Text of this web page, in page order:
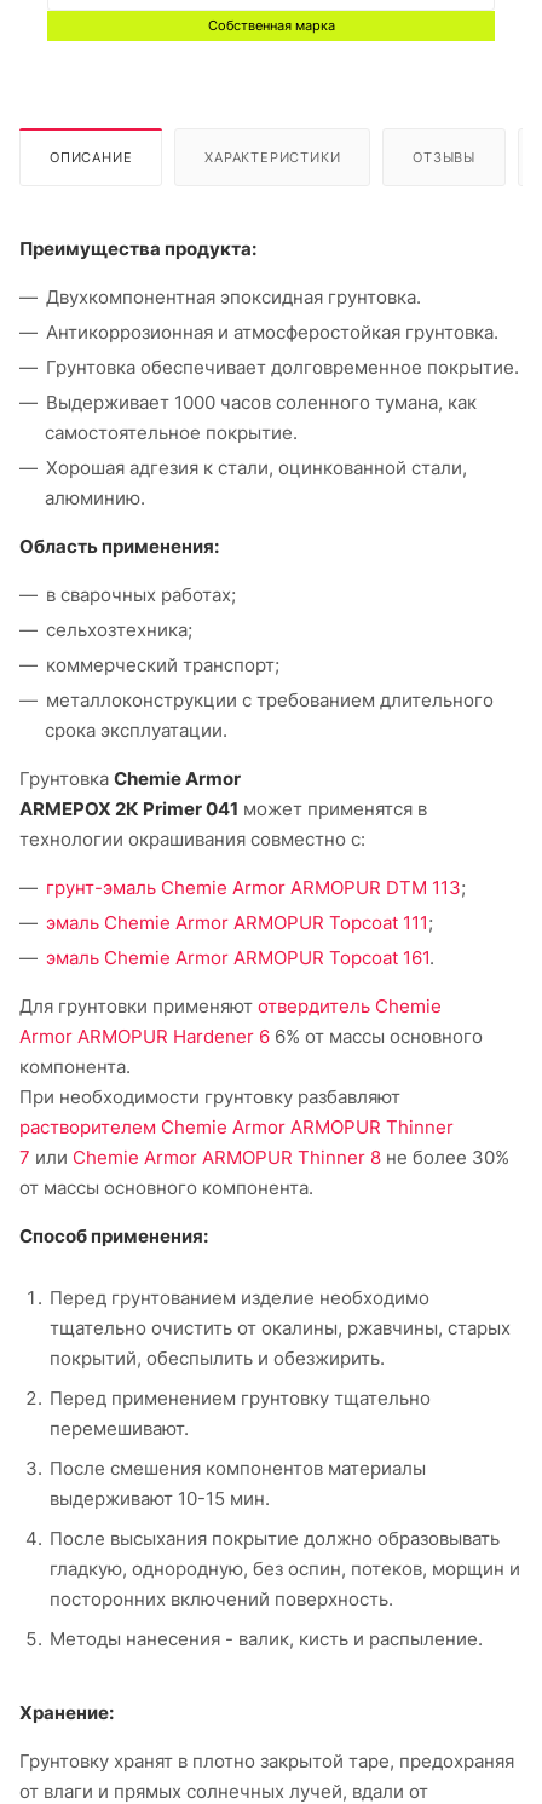
Собственная марка
ОПИСАНИЕ ХАРАКТЕРИСТИКИ ОТЗЫВЫ
Преимущества продукта:
Двухкомпонентная эпоксидная грунтовка.
Антикоррозионная и атмосферостойкая грунтовка.
Грунтовка обеспечивает долговременное покрытие.
Выдерживает 1000 часов соленного тумана, как
самостоятельное покрытие.
Хорошая адгезия к стали, оцинкованной стали,
алюминию.
Область применения:
в сварочных работах;
сельхозтехника;
коммерческий транспорт;
металлоконструкции с требованием длительного
срока эксплуатации.
Грунтовка Chemie Armor
ARMEPOX 2К Primer 041 может применятся в
технологии окрашивания совместно с:
грунт-эмаль Chemie Armor ARMOPUR DTM 113;
эмаль Chemie Armor ARMOPUR Topcoat 111;
эмаль Chemie Armor ARMOPUR Topcoat 161.
Для грунтовки применяют отвердитель Chemie
Armor ARMOPUR Hardener 6 6% от массы основного
компонента.
При необходимости грунтовку разбавляют
растворителем Chemie Armor ARMOPUR Thinner
7 или Chemie Armor ARMOPUR Thinner 8 не более 30%
от массы основного компонента.
Способ применения:
Перед грунтованием изделие необходимо
тщательно очистить от окалины, ржавчины, старых
покрытий, обеспылить и обезжирить.
Перед применением грунтовку тщательно
перемешивают.
После смешения компонентов материалы
выдерживают 10-15 мин.
После высыхания покрытие должно образовывать
гладкую, однородную, без оспин, потеков, морщин и
посторонних включений поверхность.
Методы нанесения - валик, кисть и распыление.
Хранение:
Грунтовку хранят в плотно закрытой таре, предохраняя
от влаги и прямых солнечных лучей, вдали от